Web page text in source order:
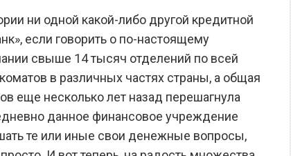
кредитные карты
Срочно выпускайте
ни одной какой-либо другой кредитной
если говорить о по-настоящему
свыше 14 тысяч отделений по всей
в различных частях страны, а общая
еще несколько лет назад перешагнула
данное финансовое учреждение
те или иные свои денежные вопросы,